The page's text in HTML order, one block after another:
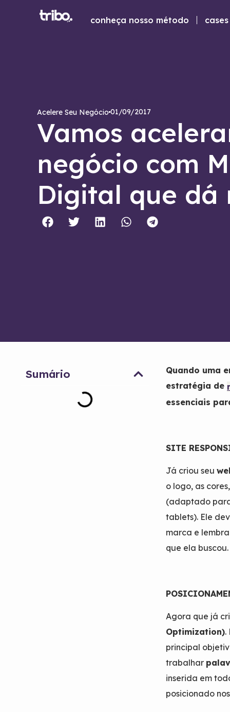
conheça nosso método
Acelere Seu Negócio 01/09/2017
Vamos
negócio com
Digital que dá
Sumário
Quando uma
estratégia de
essenciais
SITE
Já criou seu
o logo, as
(adaptado
tablets). Ele
marca e
que ela buscou.
Agora que já
Optimization).
principal
trabalhar
inserida em
posicionado